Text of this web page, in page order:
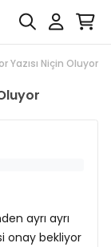
Yazısı Niçin Oluyor
ayrı ayrı
onay bekliyor